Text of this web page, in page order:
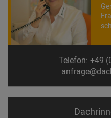
Telefon: +49